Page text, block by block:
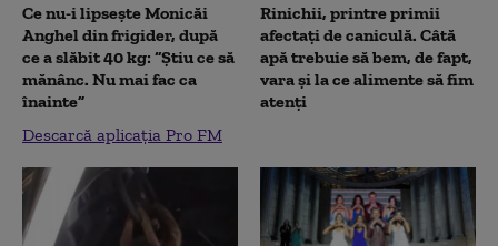
Ce nu-i lipsește Monicăi
Anghel din frigider, după
ce a slăbit 40 kg: “Știu ce să
mănânc. Nu mai fac ca
înainte”
Descarcă aplicația Pro FM
Rinichii, printre primii
afectați de caniculă. Câtă
apă trebuie să bem, de fapt,
vara și la ce alimente să fim
atenți